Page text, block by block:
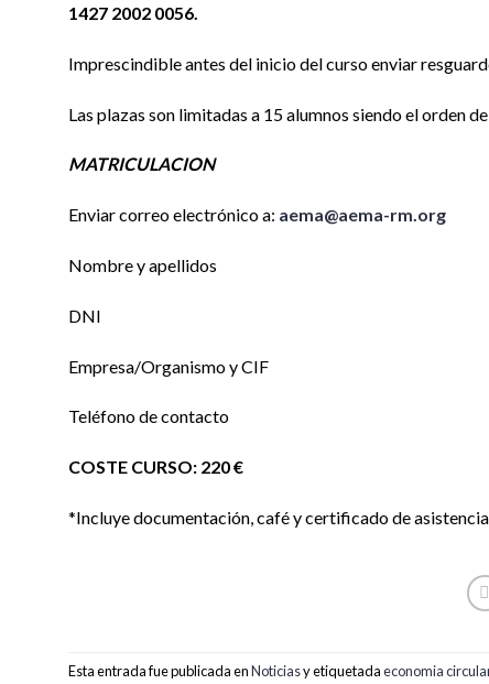
1427 2002 0056.
Imprescindible antes del inicio del curso enviar
Las plazas son limitadas a 15 alumnos siendo el orden
MATRICULACION
Enviar correo electrónico a: aema@aema-rm.org
Nombre y apellidos
DNI
Empresa/Organismo y CIF
Teléfono de contacto
COSTE CURSO: 220 €
*Incluye documentación, café y certificado de
Esta entrada fue publicada enNoticiasy etiquetadaeconomia